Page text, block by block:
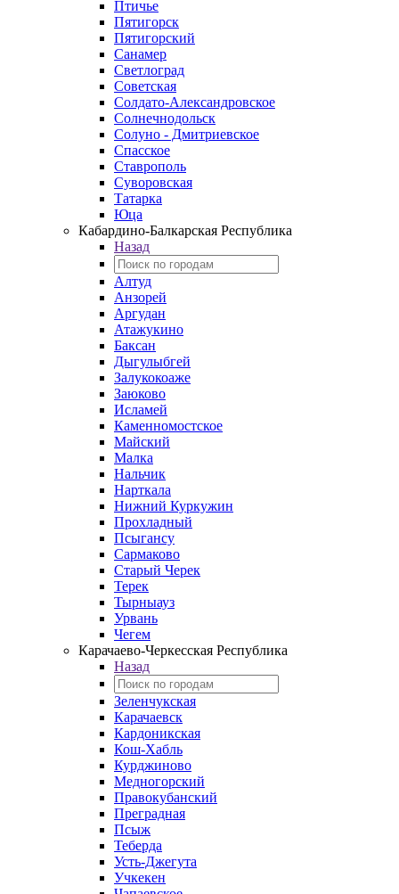
Птичье
Пятигорск
Пятигорский
Санамер
Светлоград
Советская
Солдато-Александровское
Солнечнодольск
Солуно - Дмитриевское
Спасское
Ставрополь
Суворовская
Татарка
Юца
Кабардино‑Балкарская Республика
Назад
Алтуд
Анзорей
Аргудан
Атажукино
Баксан
Дыгулыбгей
Залукокоаже
Заюково
Исламей
Каменномостское
Майский
Малка
Нальчик
Нарткала
Нижний Куркужин
Прохладный
Псыгансу
Сармаково
Старый Черек
Терек
Тырныауз
Урвань
Чегем
Карачаево-Черкесская Республика
Назад
Зеленчукская
Карачаевск
Кардоникская
Кош-Хабль
Курджиново
Медногорский
Правокубанский
Преградная
Псыж
Теберда
Усть-Джегута
Учкекен